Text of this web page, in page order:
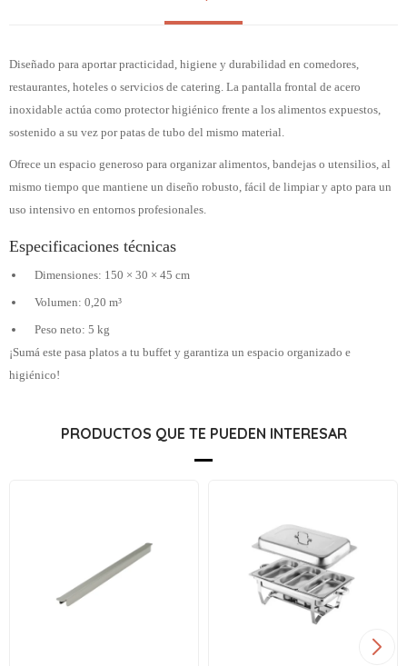
Diseñado para aportar practicidad, higiene y durabilidad en comedores,
restaurantes, hoteles o servicios de catering. La pantalla frontal de acero
inoxidable actúa como protector higiénico frente a los alimentos expuestos,
sostenido a su vez por patas de tubo del mismo material.
Ofrece un espacio generoso para organizar alimentos, bandejas o utensilios, al
mismo tiempo que mantiene un diseño robusto, fácil de limpiar y apto para un
uso intensivo en entornos profesionales.
Especificaciones técnicas
Dimensiones: 150 × 30 × 45 cm
Volumen: 0,20 m³
Peso neto: 5 kg
¡Sumá este pasa platos a tu buffet y garantiza un espacio organizado e
higiénico!
PRODUCTOS QUE TE PUEDEN INTERESAR